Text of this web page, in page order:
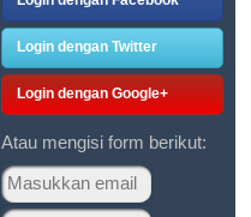
Login dengan Twitter
Login dengan Google+
Atau mengisi form berikut: